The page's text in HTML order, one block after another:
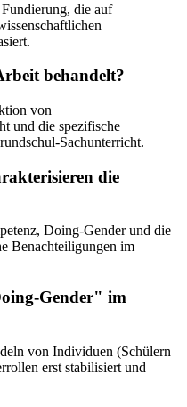
die auf
behandelt?
von
und die spezifische
Sachunterricht.
die
Doing-Gender und die
Benachteiligungen im
Gender" im
von Individuen (Schülern
erst stabilisiert und